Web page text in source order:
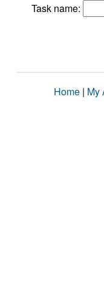
Task name:
Home | My